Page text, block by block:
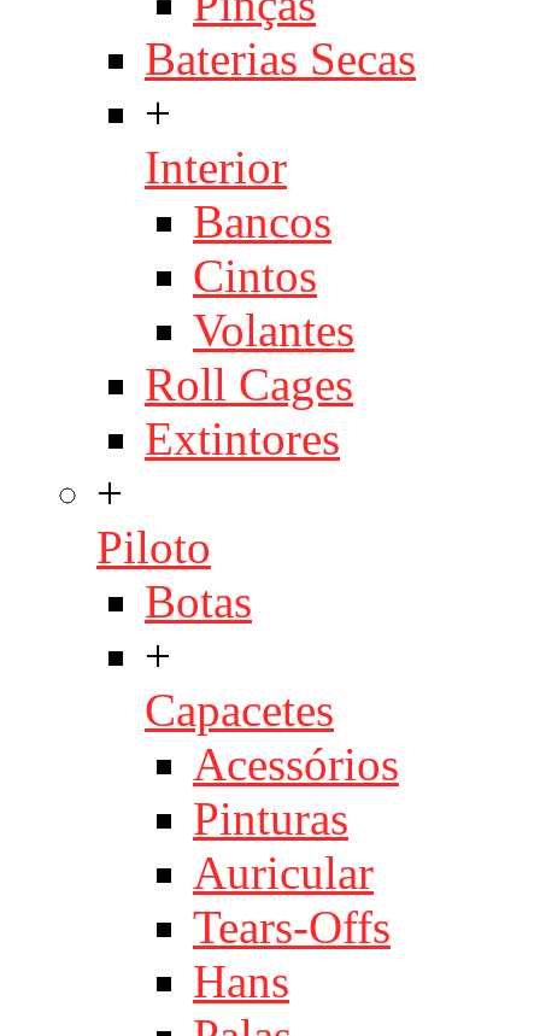
Baterias Secas
+
Interior
Bancos
Cintos
Volantes
Roll Cages
Extintores
+
Piloto
Botas
+
Capacetes
Acessórios
Pinturas
Auricular
Tears-Offs
Hans